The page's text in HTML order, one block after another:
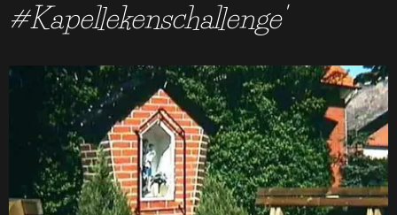
#Kapellekenschallenge'